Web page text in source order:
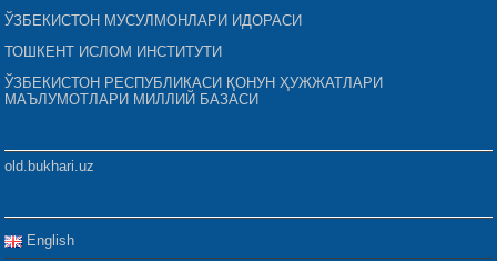
ЎЗБЕКИСТОН МУСУЛМОНЛАРИ ИДОРАСИ
ТОШКЕНТ ИСЛОМ ИНСТИТУТИ
ЎЗБЕКИСТОН РЕСПУБЛИКАСИ ҚОНУН ҲУЖЖАТЛАРИ
МАЪЛУМОТЛАРИ МИЛЛИЙ БАЗАСИ
old.bukhari.uz
English